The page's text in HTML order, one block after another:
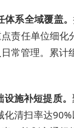
体系全域覆盖。
责任单位细
常管理。累
设施补短提质。
化清扫率达